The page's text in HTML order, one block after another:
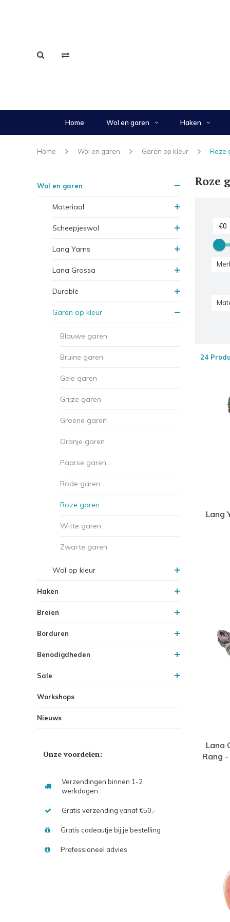
Home Wol en garen Haken
Home Wol en garen Garen op kleur Roze
Wol en garen
Materiaal
Scheepjeswol
Lang Yarns
Lana Grossa
Durable
Garen op kleur
Blauwe garen
Bruine garen
Gele garen
Grijze garen
Groene garen
Oranje garen
Paarse garen
Rode garen
Roze garen
Witte garen
Zwarte garen
Wol op kleur
Haken
Breien
Borduren
Benodigdheden
Sale
Workshops
Nieuws
Onze voordelen:
Verzendingen binnen 1-2
werkdagen
Gratis verzending vanaf €50,-
Gratis cadeautje bij je bestelling
Professioneel advies
Roze
24
Lang
Lana
Rang